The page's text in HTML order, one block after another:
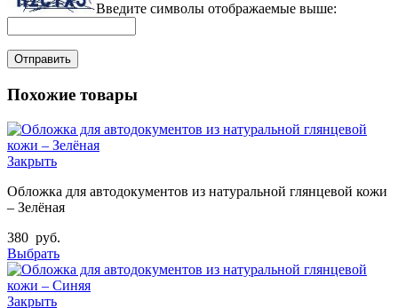
Введите символы отображаемые выше:
Похожие товары
Закрыть
Обложка для автодокументов из натуральной глянцевой кожи
– Зелёная
380 руб.
Выбрать
Закрыть